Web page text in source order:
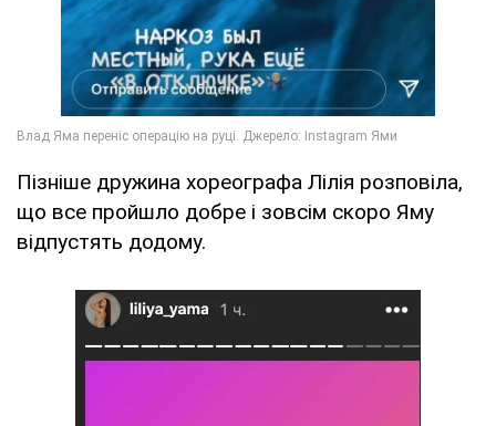
Пізніше дружина хореографа Лілія розповіла,
що все пройшло добре і зовсім скоро Яму
відпустять додому.